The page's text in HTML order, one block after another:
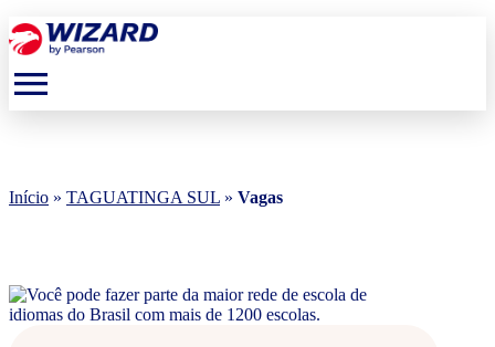
menu
Início » TAGUATINGA SUL » Vagas